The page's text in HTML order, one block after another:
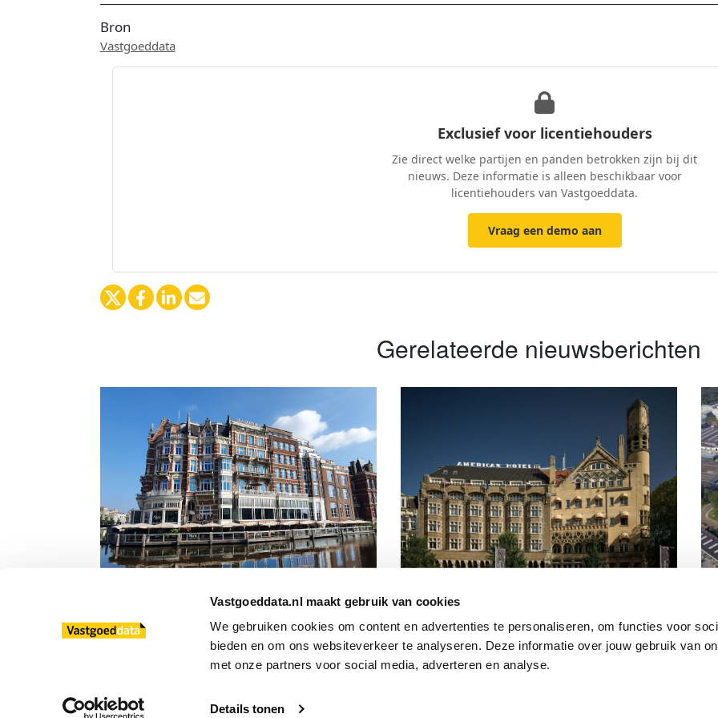
Vastgoeddata.nl maakt gebruik van cookies
We gebruiken cookies om content en advertenties te personaliseren, om functies voor
bieden en om ons websiteverkeer te analyseren. Deze informatie over jouw gebruik van
met onze partners voor social media, adverteren en analyse.
Details tonen
Bron
Vastgoeddata
Exclusief voor licentiehouders
Zie direct welke partijen en panden betrokken zijn bij dit
nieuws. Deze informatie is alleen beschikbaar voor
licentiehouders van Vastgoeddata.
Vraag een demo aan
Gerelateerde nieuwsberichten
Hotelvastgoed in Amsterdam: navigeren
tussen regels en onzekerheid
Achter de hotelgevels: markt, kapitaal
en kansen
Copyright
Privacybeleid | Disclaimer